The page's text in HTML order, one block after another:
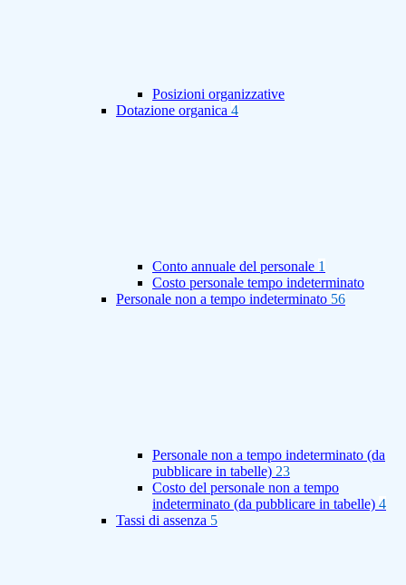
Posizioni organizzative
Dotazione organica 4
Conto annuale del personale 1
Costo personale tempo indeterminato
Personale non a tempo indeterminato 56
Personale non a tempo indeterminato (da
pubblicare in tabelle) 23
Costo del personale non a tempo
indeterminato (da pubblicare in tabelle) 4
Tassi di assenza 5